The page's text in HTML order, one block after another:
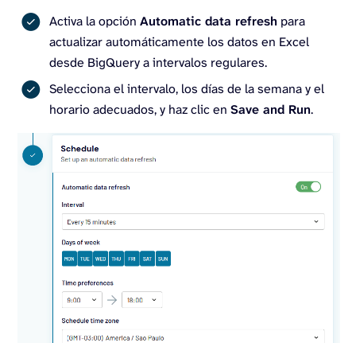
Activa la opción Automatic data refresh para
actualizar automáticamente los datos en Excel
desde BigQuery a intervalos regulares.
Selecciona el intervalo, los días de la semana y el
horario adecuados, y haz clic en Save and Run.